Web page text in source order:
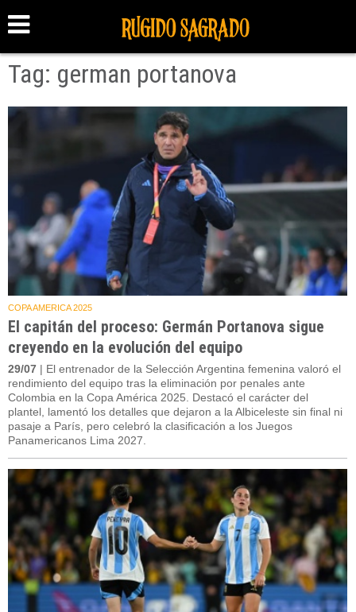
Tag: german portanova
COPA AMERICA 2025
El capitán del proceso: Germán Portanova sigue
creyendo en la evolución del equipo
29/07 | El entrenador de la Selección Argentina femenina valoró el
rendimiento del equipo tras la eliminación por penales ante
Colombia en la Copa América 2025. Destacó el carácter del
plantel, lamentó los detalles que dejaron a la Albiceleste sin final ni
pasaje a París, pero celebró la clasificación a los Juegos
Panamericanos Lima 2027.